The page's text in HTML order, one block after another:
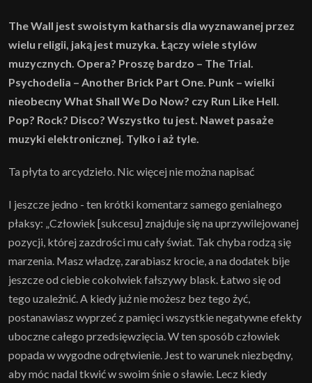
The Wall jest swoistym katharsis dla wyznawanej przez
wielu religii, jaką jest muzyka. Łączy wiele stylów
muzycznych. Opera? Proszę bardzo – The Trial.
Psychodelia – Another Brick Part One. Punk – wielki
nieobecny What Shall We Do Now? czy Run Like Hell.
Pop? Rock? Disco? Wszystko tu jest. Nawet pasaże
muzyki elektronicznej. Tylko i aż tyle.
Ta płyta to arcydzieło. Nic więcej nie można napisać
I jeszcze jedno - ten krótki komentarz samego genialnego
płaksy: „Człowiek [sukcesu] znajduje się na uprzywilejowanej
pozycji, której zazdrości mu cały świat. Tak chyba rodzą się
marzenia. Masz władzę, zarabiasz krocie, a na dodatek bije
jeszcze od ciebie cokolwiek fałszywy blask. Łatwo się od
tego uzależnić. A kiedy już nie możesz bez tego żyć,
postanawiasz wyprzeć z pamięci wszystkie negatywne efekty
uboczne całego przedsięwzięcia. W ten sposób człowiek
popada w wygodne odrętwienie. Jest to warunek niezbędny,
aby móc nadal tkwić w swoim śnie o sławie. Lecz kiedy